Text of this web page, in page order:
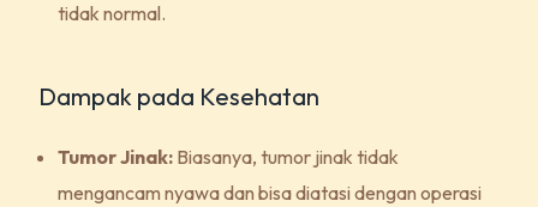
tidak normal.
Dampak pada Kesehatan
Tumor Jinak: Biasanya, tumor jinak tidak
mengancam nyawa dan bisa diatasi dengan operasi